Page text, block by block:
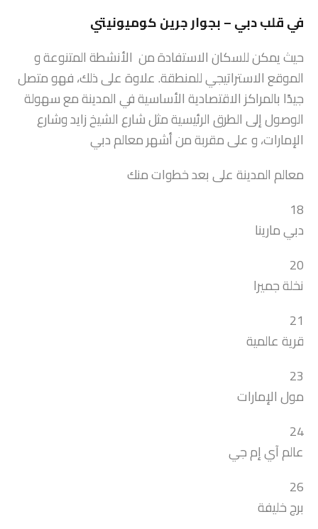
في قلب دبي – بجوار جرين كوميونيتي
حيث يمكن للسكان الاستفادة من الأنشطة المتنوعة و
الموقع الاستراتيجي للمنطقة. علاوة على ذلك، فهو متصل
جيدًا بالمراكز الاقتصادية الأساسية في المدينة مع سهولة
الوصول إلى الطرق الرئيسية مثل شارع الشيخ زايد وشارع
الإمارات، و على مقربة من أشهر معالم دبي
معالم المدينة على بعد خطوات منك
18
دبي مارينا
20
نخلة جميرا
21
قرية عالمية
23
مول الإمارات
24
عالم آي إم جي
26
برج خليفة